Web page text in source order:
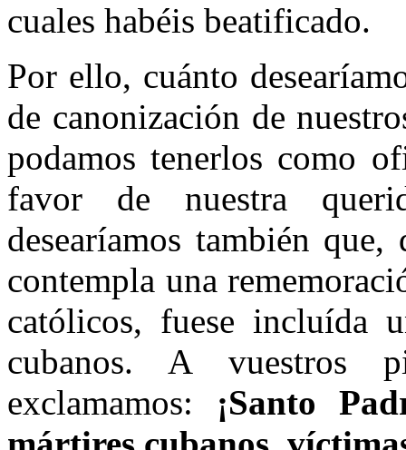
cuales habéis beatificado.
Por ello, cuánto
de canonización de
podamos tenerlos como
favor de nuestra
desearíamos también
contempla una
católicos, fuese incluída
cubanos. A vuestros
exclamamos: ¡Santo